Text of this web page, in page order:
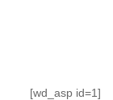
[wd_asp id=1]